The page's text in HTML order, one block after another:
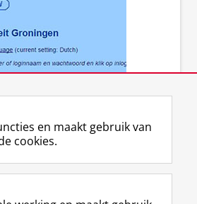
F
a
L
i
R
S
I
n
Y
o
en maakt gebruik van
cookies.